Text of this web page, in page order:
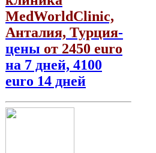
MedWorldClinic,
Анталия, Турция-
цены от 2450 euro
на 7 дней, 4100
euro 14 дней